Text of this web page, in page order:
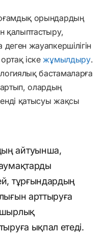
орындардың
қалыптастыру,
жауапкершілігін
іскежұмылдыру.
бастамаларға
олардың
қатысуы жақсы
айтуынша,
тұрғындардың
арттыруға
ықпал етеді.